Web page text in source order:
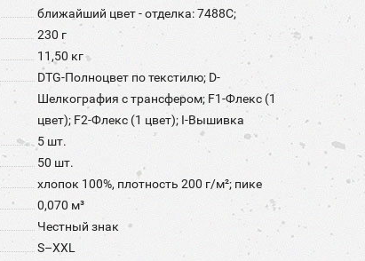
ближайший цвет - отделка: 7488C;
230 г
11,50 кг
DTG-Полноцвет по текстилю; D-
Шелкография с трансфером; F1-Флекс (1
цвет); F2-Флекс (1 цвет); I-Вышивка
5 шт.
50 шт.
хлопок 100%, плотность 200 г/м²; пике
0,070 м³
Честный знак
S–XXL